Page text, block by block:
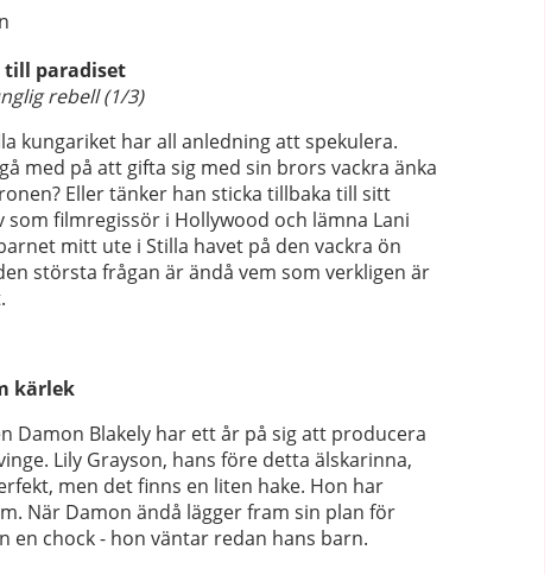
till paradiset
rebell (1/3)
kungariket har all anledning att spekulera.
med på att gifta sig med sin brors vackra änka
Eller tänker han sticka tillbaka till sitt
som filmregissör i Hollywood och lämna Lani
mitt ute i Stilla havet på den vackra ön
största frågan är ändå vem som verkligen är
kärlek
Damon Blakely har ett år på sig att producera
Lily Grayson, hans före detta älskarinna,
men det finns en liten hake. Hon har
När Damon ändå lägger fram sin plan för
en chock - hon väntar redan hans barn.